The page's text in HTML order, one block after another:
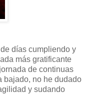
días cumpliendo y
más gratificante
de continuas
bajado, no he dudado
y sudando